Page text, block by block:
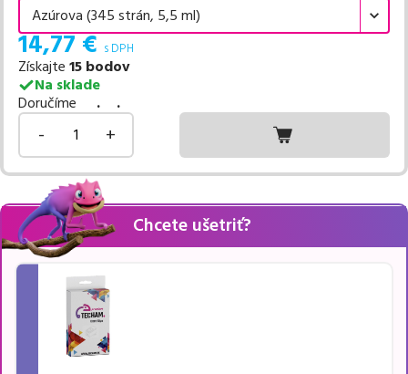
Azúrova (345 strán, 5,5 ml)
14,77€ s DPH
Získajte 15 bodov
Na sklade
Doručíme
. .
- +
Chcete ušetriť?